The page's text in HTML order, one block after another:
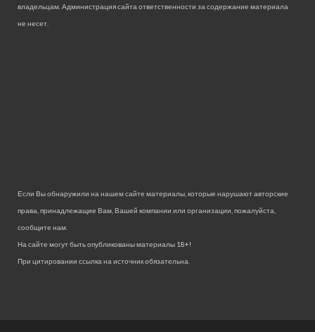
владельцам. Администрация сайта ответственности за содержание материала
не несет.
Если Вы обнаружили на нашем сайте материалы, которые нарушают авторские
права, принадлежащие Вам, Вашей компании или организации, пожалуйста,
сообщите нам.
На сайте могут быть опубликованы материалы 18+!
При цитировании ссылка на источник обязательна.